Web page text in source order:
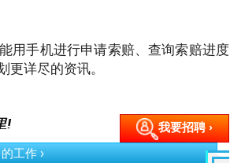
用手机进行申请索赔、查询索赔进度
更详尽的资讯。
! 我要招聘 ›
按这里看更多的工作 ›